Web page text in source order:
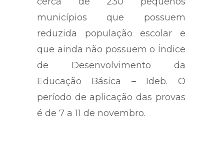
municípios que possuem
reduzida população escolar e
que ainda não possuem o Índice
de Desenvolvimento da
Educação Básica – Ideb. O
período de aplicação das provas
é de 7 a 11 de novembro.